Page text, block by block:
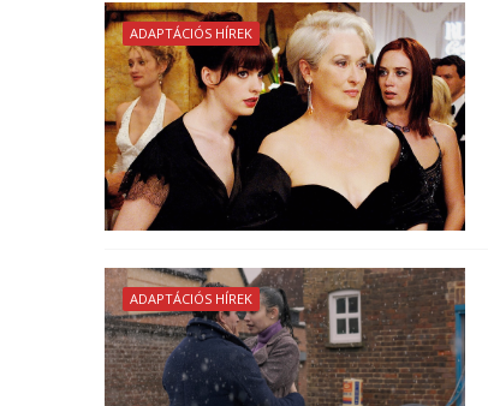
ADAPTÁCIÓS HÍREK
ADAPTÁCIÓS HÍREK